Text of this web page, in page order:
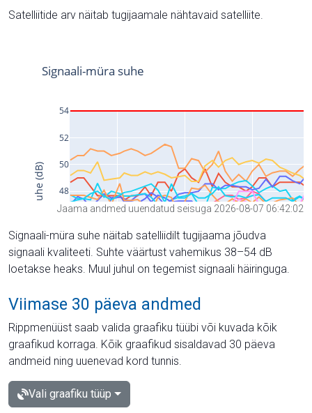
Satelliitide arv näitab tugijaamale nähtavaid satelliite.
Jaama andmed uuendatud seisuga 2026-08-07 06:42:02
Signaali-müra suhe näitab satelliidilt tugijaama jõudva
signaali kvaliteeti. Suhte väärtust vahemikus 38–54 dB
loetakse heaks. Muul juhul on tegemist signaali häiringuga.
Viimase 30 päeva andmed
Rippmenüüst saab valida graafiku tüübi või kuvada kõik
graafikud korraga. Kõik graafikud sisaldavad 30 päeva
andmeid ning uuenevad kord tunnis.
Vali graafiku tüüp